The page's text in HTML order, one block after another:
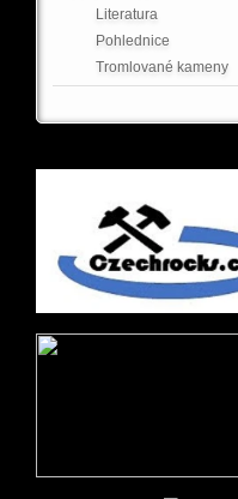
Literatura
Pohlednice
Tromlované kameny